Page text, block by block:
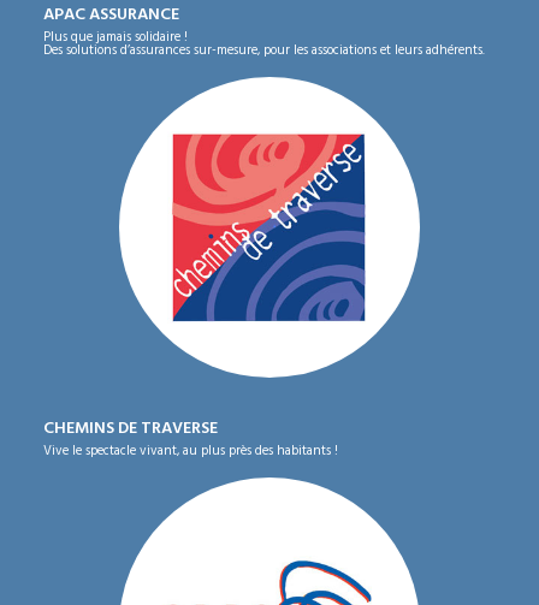
APAC ASSURANCE
Plus que jamais solidaire !
Des solutions d’assurances sur-mesure, pour les associations et leurs adhérents.
CHEMINS DE TRAVERSE
Vive le spectacle vivant, au plus près des habitants !